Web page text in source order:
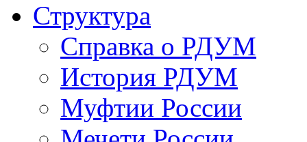
Структура
Справка о РДУМ
История РДУМ
Муфтии России